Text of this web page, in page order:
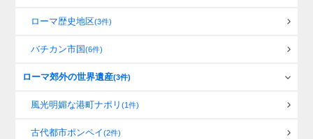
ローマ歴史地区(3件)
バチカン市国(6件)
ローマ郊外の世界遺産(3件)
風光明媚な港町ナポリ(1件)
古代都市ポンペイ(2件)